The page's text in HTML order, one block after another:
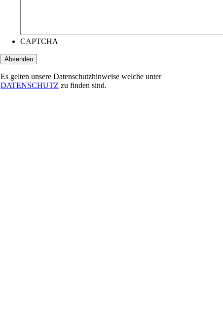
CAPTCHA
Es gelten unsere Datenschutzhinweise welche unter
DATENSCHUTZ zu finden sind.